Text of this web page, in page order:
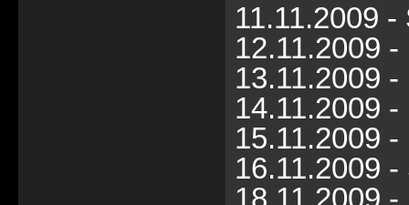
11.11.2009 -
12.11.2009 -
13.11.2009 -
14.11.2009
15.11.2009
16.11.2009
18.11.2009 -